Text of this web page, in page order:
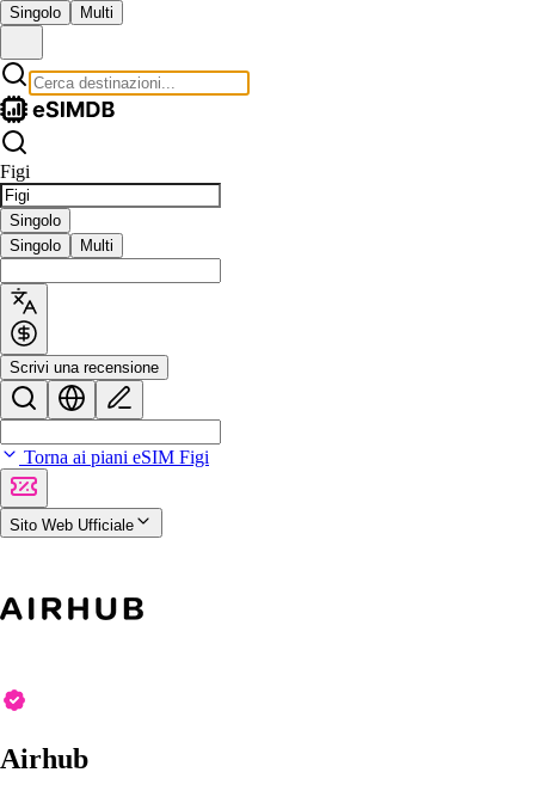
Singolo Multi
Figi
Singolo
Singolo
Multi
Scrivi una recensione
Torna ai piani eSIM Figi
Sito Web Ufficiale
Airhub